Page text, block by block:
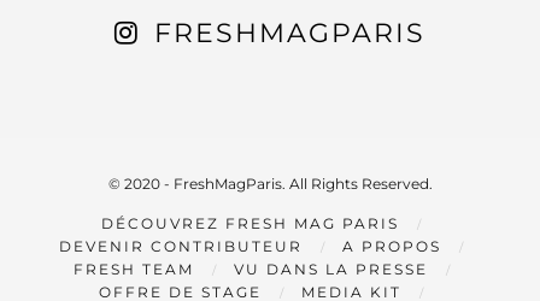
FRESHMAGPARIS
© 2020 - FreshMagParis. All Rights Reserved.
DÉCOUVREZ FRESH MAG PARIS
DEVENIR CONTRIBUTEUR
A PROPOS
FRESH TEAM
VU DANS LA PRESSE
OFFRE DE STAGE
MEDIA KIT